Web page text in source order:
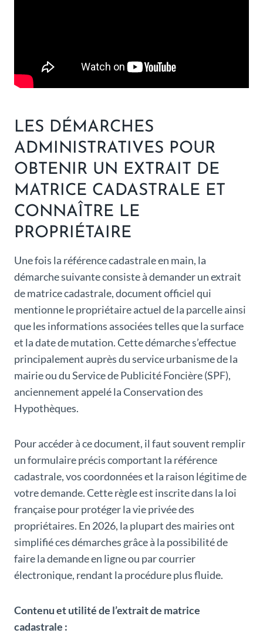
LES DÉMARCHES
ADMINISTRATIVES POUR
OBTENIR UN EXTRAIT DE
MATRICE CADASTRALE ET
CONNAÎTRE LE
PROPRIÉTAIRE
Une fois la référence cadastrale en main, la
démarche suivante consiste à demander un extrait
de matrice cadastrale, document officiel qui
mentionne le propriétaire actuel de la parcelle ainsi
que les informations associées telles que la surface
et la date de mutation. Cette démarche s’effectue
principalement auprès du service urbanisme de la
mairie ou du Service de Publicité Foncière (SPF),
anciennement appelé la Conservation des
Hypothèques.
Pour accéder à ce document, il faut souvent remplir
un formulaire précis comportant la référence
cadastrale, vos coordonnées et la raison légitime de
votre demande. Cette règle est inscrite dans la loi
française pour protéger la vie privée des
propriétaires. En 2026, la plupart des mairies ont
simplifié ces démarches grâce à la possibilité de
faire la demande en ligne ou par courrier
électronique, rendant la procédure plus fluide.
Contenu et utilité de l’extrait de matrice
cadastrale :